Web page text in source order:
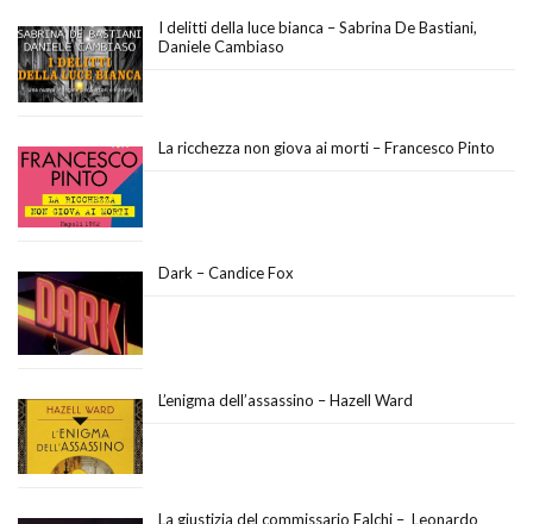
I delitti della luce bianca – Sabrina De Bastiani,
Daniele Cambiaso
La ricchezza non giova ai morti – Francesco Pinto
Dark – Candice Fox
L’enigma dell’assassino – Hazell Ward
La giustizia del commissario Falchi – Leonardo